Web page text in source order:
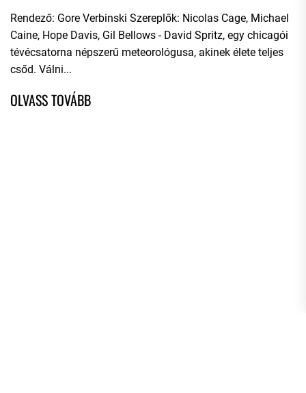
Rendező: Gore Verbinski Szereplők: Nicolas Cage, Michael
Caine, Hope Davis, Gil Bellows - David Spritz, egy chicagói
tévécsatorna népszerű meteorológusa, akinek élete teljes
csőd. Válni...